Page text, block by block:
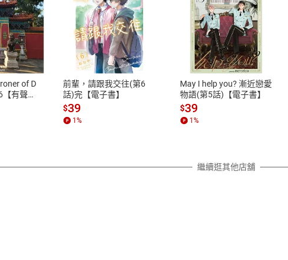
方式
信用卡、LINE PAY、AFTEE
退換貨規範
本店是否提供消費者保護法七日猶
之權利，遽消費者保護法及通訊交
除權合理例外情事適用準則，依商
質各有不同規定。詳細退換貨說明
照各商品說明。
of D
【有聲
前輩，請跟我交往(第6
話)完【電子書】
$39
1 %
May I help you? 漸近戀愛
物語(第5話)【電子書】
$39
1 %
繼續逛其他店舖